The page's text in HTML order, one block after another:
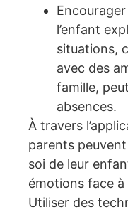
Encourager
l’enfant
situations,
avec des
famille,
absences.
À travers
parents
soi de leur
émotions face à
Utiliser des